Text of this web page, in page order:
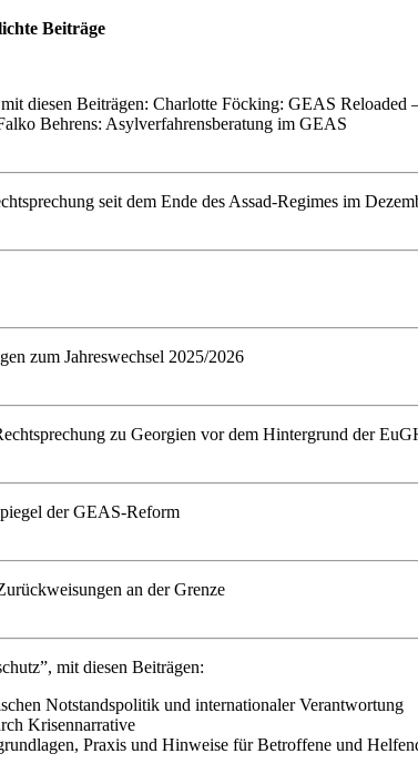
Beiträge
mit diesen Beiträgen: Charlotte Föcking: GEAS
Behrens: Asylverfahrensberatung im GEAS
seit dem Ende des Assad-Regimes im
zum Jahreswechsel 2025/2026
zu Georgien vor dem Hintergrund der
der GEAS-Reform
an der Grenze
mit diesen Beiträgen:
Notstandspolitik und internationaler Verantwortung
Krisennarrative
Praxis und Hinweise für Betroffene und